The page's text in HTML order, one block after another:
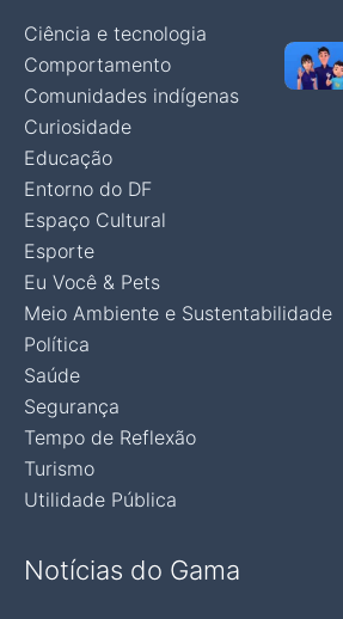
Ciência e tecnologia
Comportamento
Comunidades indígenas
Curiosidade
Educação
Entorno do DF
Espaço Cultural
Esporte
Eu Você & Pets
Meio Ambiente e Sustentabilidade
Política
Saúde
Segurança
Tempo de Reflexão
Turismo
Utilidade Pública
Notícias do Gama